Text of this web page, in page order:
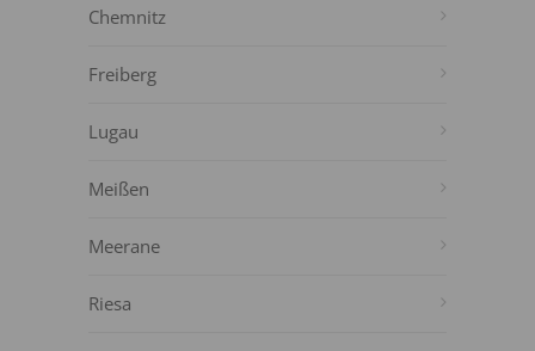
Chemnitz
Freiberg
Lugau
Meißen
Meerane
Riesa